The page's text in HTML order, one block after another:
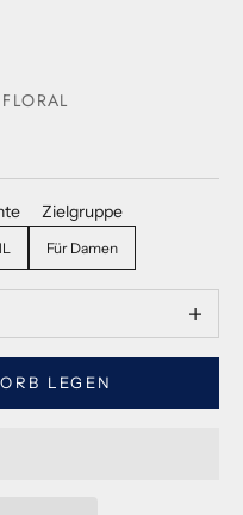
FLORAL
Zielgruppe
Für Damen
LEGEN